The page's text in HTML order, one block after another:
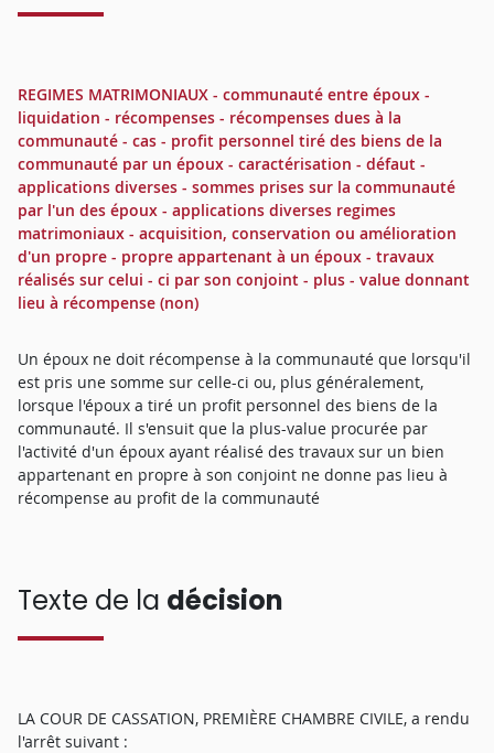
REGIMES MATRIMONIAUX - communauté entre époux -
liquidation - récompenses - récompenses dues à la
communauté - cas - profit personnel tiré des biens de la
communauté par un époux - caractérisation - défaut -
applications diverses - sommes prises sur la communauté
par l'un des époux - applications diverses regimes
matrimoniaux - acquisition, conservation ou amélioration
d'un propre - propre appartenant à un époux - travaux
réalisés sur celui - ci par son conjoint - plus - value donnant
lieu à récompense (non)
Un époux ne doit récompense à la communauté que lorsqu'il
est pris une somme sur celle-ci ou, plus généralement,
lorsque l'époux a tiré un profit personnel des biens de la
communauté. Il s'ensuit que la plus-value procurée par
l'activité d'un époux ayant réalisé des travaux sur un bien
appartenant en propre à son conjoint ne donne pas lieu à
récompense au profit de la communauté
Texte de la décision
LA COUR DE CASSATION, PREMIÈRE CHAMBRE CIVILE, a rendu
l'arrêt suivant :